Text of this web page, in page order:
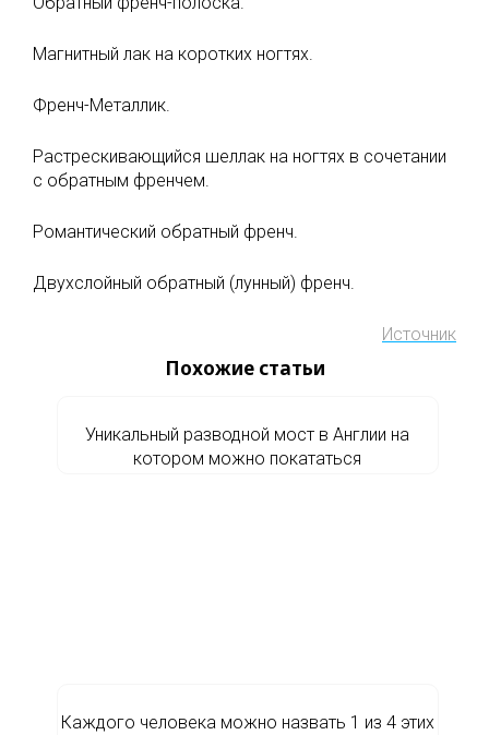
Магнитный лак на коротких ногтях.
Френч-Металлик.
Растрескивающийся шеллак на ногтях в сочетании
с обратным френчем.
Романтический обратный френч.
Двухслойный обратный (лунный) френч.
Источник
Похожие статьи
Уникальный разводной мост в Англии на
котором можно покататься
Каждого человека можно назвать 1 из 4 этих